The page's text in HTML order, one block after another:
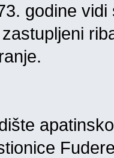
godine
zastupljeni